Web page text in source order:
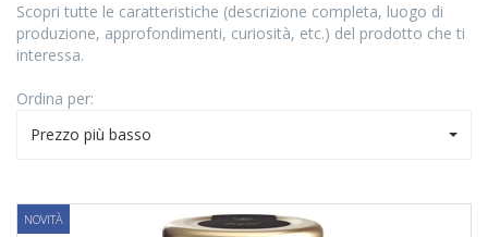
Scopri tutte le caratteristiche (descrizione completa, luogo di
produzione, approfondimenti, curiosità, etc.) del prodotto che ti
interessa.
Ordina per:
Prezzo più basso
NOVITÀ